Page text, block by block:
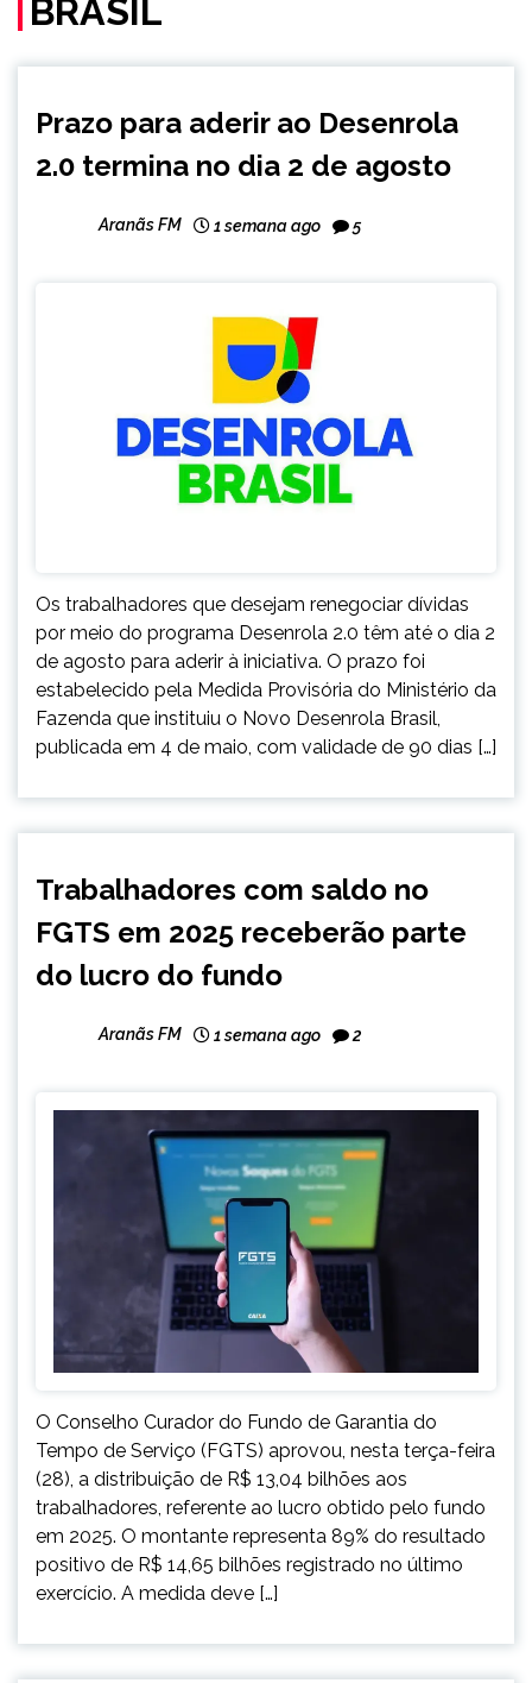
BRASIL
NOTÍCIAS
Prazo para aderir ao Desenrola
2.0 termina no dia 2 de agosto
Aranãs FM 1 semana ago 5
Os trabalhadores que desejam renegociar dívidas
por meio do programa Desenrola 2.0 têm até o dia 2
de agosto para aderir à iniciativa. O prazo foi
estabelecido pela Medida Provisória do Ministério da
Fazenda que instituiu o Novo Desenrola Brasil,
publicada em 4 de maio, com validade de 90 dias […]
NOTÍCIAS
Trabalhadores com saldo no
FGTS em 2025 receberão parte
do lucro do fundo
Aranãs FM 1 semana ago 2
O Conselho Curador do Fundo de Garantia do
Tempo de Serviço (FGTS) aprovou, nesta terça-feira
(28), a distribuição de R$ 13,04 bilhões aos
trabalhadores, referente ao lucro obtido pelo fundo
em 2025. O montante representa 89% do resultado
positivo de R$ 14,65 bilhões registrado no último
exercício. A medida deve […]